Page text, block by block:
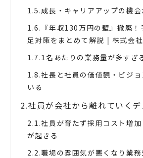
成長・キャリアアップの機会
『年収130万円の壁』撤廃
足対策をまとめて解説 | 株式会
1名あたりの業務量が多すぎ
社長と社員の価値観・ビジ
いる
社員が会社から離れていくデ
社員が育たず採用コスト増
が起きる
職場の雰囲気が悪くなり業